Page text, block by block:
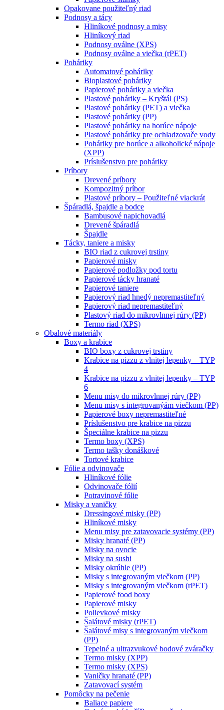
Opakovane použiteľný riad
Podnosy a tácy
Hliníkové podnosy a misy
Hliníkový riad
Podnosy oválne (XPS)
Podnosy oválne a viečka (rPET)
Poháriky
Automatové poháriky
Bioplastové poháriky
Papierové poháriky a viečka
Plastové poháriky – Kryštál (PS)
Plastové poháriky (PET) a viečka
Plastové poháriky (PP)
Plastové poháriky na horúce nápoje
Plastové poháriky pre ochladzovače vody
Poháriky pre horúce a alkoholické nápoje
(XPP)
Príslušenstvo pre poháriky
Príbory
Drevené príbory
Kompozitný príbor
Plastové príbory – Použiteľné viackrát
Špáradlá, špajdle a bodce
Bambusové napichovadlá
Drevené špáradlá
Špajdle
Tácky, taniere a misky
BIO riad z cukrovej trstiny
Papierové misky
Papierové podložky pod tortu
Papierové tácky hranaté
Papierové taniere
Papierový riad hnedý nepremastiteľný
Papierový riad nepremastiteľný
Plastový riad do mikrovlnnej rúry (PP)
Termo riad (XPS)
Obalové materiály
Boxy a krabice
BIO boxy z cukrovej trstiny
Krabice na pizzu z vlnitej lepenky – TYP
4
Krabice na pizzu z vlnitej lepenky – TYP
6
Menu misy do mikrovlnnej rúry (PP)
Menu misy s integrovanýám viečkom (PP)
Papierové boxy nepremastiteľné
Príslušenstvo pre krabice na pizzu
Špeciálne krabice na pizzu
Termo boxy (XPS)
Termo tašky donáškové
Tortové krabice
Fólie a odvinovače
Hliníkové fólie
Odvinovače fólií
Potravinové fólie
Misky a vaničky
Dressingové misky (PP)
Hliníkové misky
Menu misy pre zatavovacie systémy (PP)
Misky hranaté (PP)
Misky na ovocie
Misky na sushi
Misky okrúhle (PP)
Misky s integrovaným viečkom (PP)
Misky s integrovaným viečkom (rPET)
Papierové food boxy
Papierové misky
Polievkové misky
Šalátové misky (rPET)
Šalátové misy s integrovaným viečkom
(PP)
Tepelné a ultrazvukové bodové zváračky
Termo misky (XPP)
Termo misky (XPS)
Vaničky hranaté (PP)
Zatavovací systém
Pomôcky na pečenie
Baliace papiere